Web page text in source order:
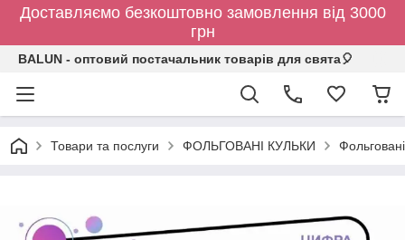
Доставляємо безкоштовно замовлення від 3000
грн
BALUN - оптовий постачальник товарів для свята🎈
Товари та послуги ФОЛЬГОВАНІ КУЛЬКИ